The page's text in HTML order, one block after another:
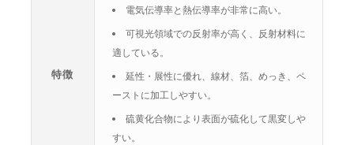
特徴
電気伝導率と熱伝導率が非常に高い。
可視光領域での反射率が高く、反射材料に
適している。
延性・展性に優れ、線材、箔、めっき、ペ
ーストに加工しやすい。
硫黄化合物により表面が硫化して黒変しや
すい。